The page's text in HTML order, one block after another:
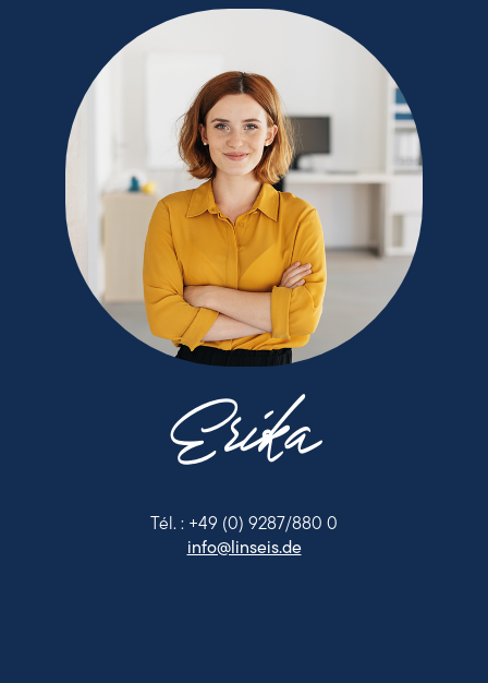
Erika
Tél. : +49 (0) 9287/880 0
info@linseis.de